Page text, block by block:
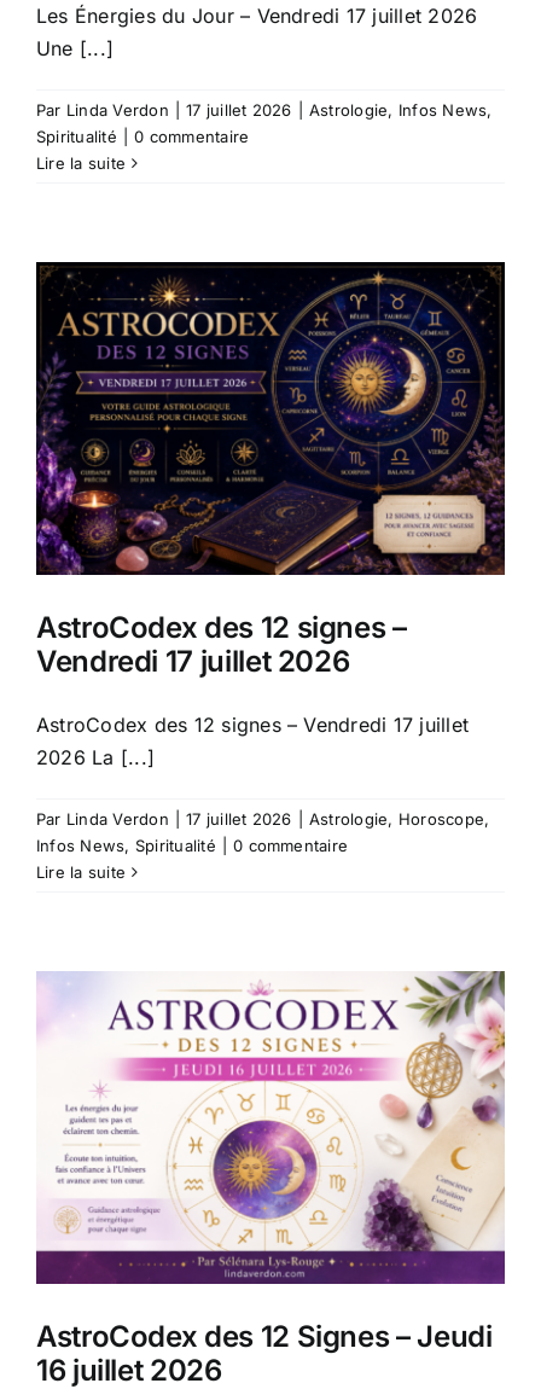
Les Énergies du Jour – Vendredi 17 juillet 2026
Une [...]
Par Linda Verdon 17 juillet 2026 Astrologie, Infos News,
Spiritualité
0 commentaire
Lire la suite
AstroCodex des 12 signes –
Vendredi 17 juillet 2026
AstroCodex des 12 signes – Vendredi 17 juillet
2026 La [...]
Par Linda Verdon 17 juillet 2026 Astrologie, Horoscope,
Infos News, Spiritualité
0 commentaire
Lire la suite
AstroCodex des 12 Signes – Jeudi
16 juillet 2026